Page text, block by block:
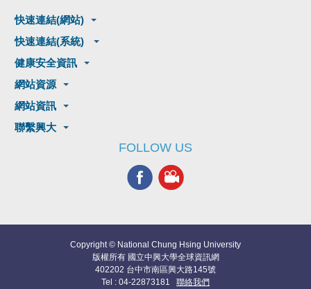
快速連結(網站)
快速連結(系統)
健康安全資訊
網站資源
網站資訊
聯繫興大
FOLLOW US
Copyright © National Chung Hsing University
版權所有 國立中興大學全球資訊網
402202 台中市南區興大路145號
Tel : 04-22873181 聯絡我們